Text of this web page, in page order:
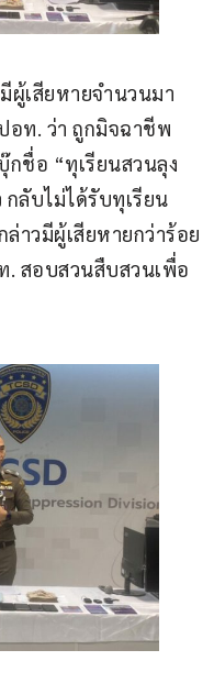
ผู้เสียหายจำนวนมา
อท. ว่า ถูกมิจฉาชีพ
ชื่อ “ทุเรียนสวนลุง
กลับไม่ได้รับทุเรียน
าวมีผู้เสียหายกว่าร้อย
. สอบสวนสืบสวนเพื่อ